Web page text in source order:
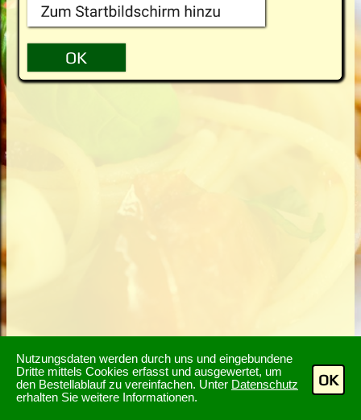
Nutzungsdaten werden durch uns und eingebundene
Dritte mittels Cookies erfasst und ausgewertet, um
den Bestellablauf zu vereinfachen. Unter Datenschutz
erhalten Sie weitere Informationen.
OK